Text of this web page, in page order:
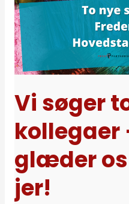
Vi søger
kollegaer
glæder
jer!
søger
to
nye
kollegaer
–
og
glæder
os
at
møde
jer!